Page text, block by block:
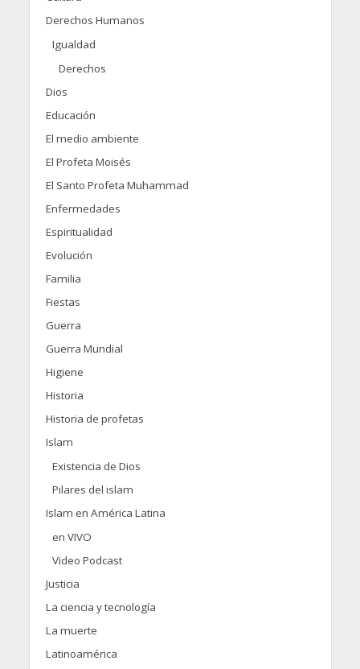
Derechos Humanos
Igualdad
Derechos
Dios
Educación
El medio ambiente
El Profeta Moisés
El Santo Profeta Muhammad
Enfermedades
Espiritualidad
Evolución
Familia
Fiestas
Guerra
Guerra Mundial
Higiene
Historia
Historia de profetas
Islam
Existencia de Dios
Pilares del islam
Islam en América Latina
en VIVO
Video Podcast
Justicia
La ciencia y tecnología
La muerte
Latinoamérica